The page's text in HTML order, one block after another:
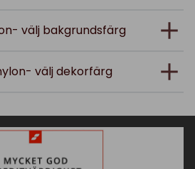
välj bakgrundsfärg
välj dekorfärg